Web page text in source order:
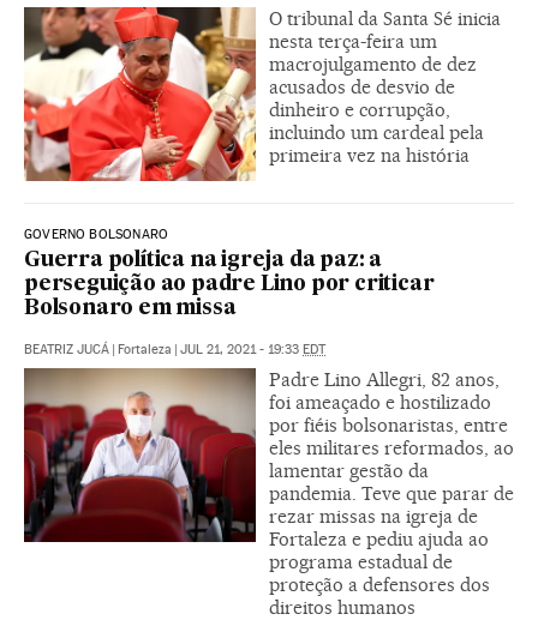
O tribunal da Santa Sé inicia
nesta terça-feira um
macrojulgamento de dez
acusados de desvio de
dinheiro e corrupção,
incluindo um cardeal pela
primeira vez na história
GOVERNO BOLSONARO
Guerra política na igreja da paz: a
perseguição ao padre Lino por criticar
Bolsonaro em missa
BEATRIZ JUCÁ | Fortaleza | JUL 21, 2021 - 19:33 EDT
Padre Lino Allegri, 82 anos,
foi ameaçado e hostilizado
por fiéis bolsonaristas, entre
eles militares reformados, ao
lamentar gestão da
pandemia. Teve que parar de
rezar missas na igreja de
Fortaleza e pediu ajuda ao
programa estadual de
proteção a defensores dos
direitos humanos